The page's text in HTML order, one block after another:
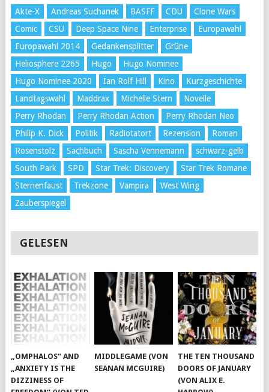
Akte-X Andreas Suchanek BASFF CDU
Clone Wars
Comic
CSU Deep Space Nine Enterprise
Europawahl
Europawahl 2014
Gedankensplitter
Grüne
Heliosphere 2265
Hugo
Hugo Nominee
Hugo Nominee 2020
Ian Rolf Hill Kino
Kurzgeschichte
Landtagswahl
Maddrax Michelle Stern
Novelle
Perry Rhodan
Perry Rhodan Action
Perry Rhodan Neo
Philip K. Dick
Politik Radiotatort Rezension
Roman
Rosenstolz
Sachbuch Sascha Vennemann
schwarz-gelb
South Park
SPD Star Trek: Discovery
Star Trek Romane
Sternenfaust
Trekzone Vampira
West Wing
Zauberspiegel
GELESEN
„OMPHALOS“ AND
„ANXIETY IS THE
DIZZINESS OF
MIDDLEGAME (VON
SEANAN MCGUIRE)
THE TEN THOUSAND
DOORS OF JANUARY
(VON ALIX E.